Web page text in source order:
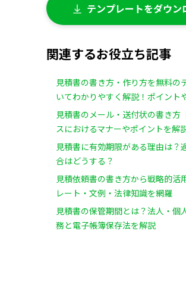
テンプレートをダウン
関連するお役立ち記事
見積書の書き方・作り方を無料の
いてわかりやすく解説！ポイント
見積書のメール・送付状の書き方
スにおけるマナーやポイントを解
見積書に有効期限がある理由は？
合はどうする？
見積依頼書の書き方から戦略的活
レート・文例・法律知識を網羅
見積書の保管期間とは？法人・個
務と電子帳簿保存法を解説